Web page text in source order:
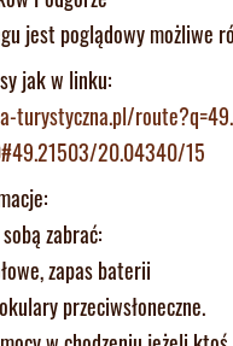
jest poglądowy możliwe
jak w linku:
turystyczna.pl/
20.04340/15
zabrać:
zapas baterii
przeciwsłoneczne.